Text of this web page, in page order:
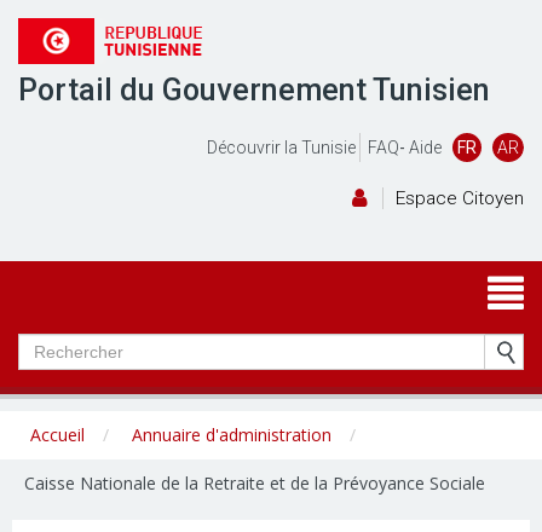
Portail du Gouvernement Tunisien
Découvrir la Tunisie FAQ- Aide FR AR
Espace Citoyen
Accueil Annuaire d'administration
Caisse Nationale de la Retraite et de la Prévoyance Sociale